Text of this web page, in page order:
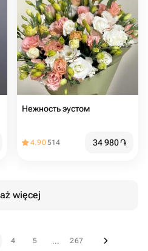
Нежность эустом
4.90514 34 980֏
więcej
4 5 ... 267